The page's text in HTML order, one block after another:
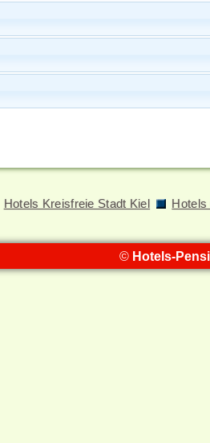
Hotels Kreisfreie Stadt Kiel Hotels
© Hotels-